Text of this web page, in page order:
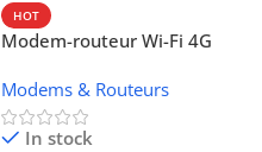
HOT
Modem-routeur Wi-Fi 4G
Modems & Routeurs
In stock